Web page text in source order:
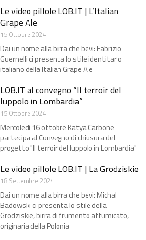
Le video pillole LOB.IT | L’Italian
Grape Ale​
15 Ottobre 2024
Dai un nome alla birra che bevi: Fabrizio
Guernelli ci presenta lo stile identitario
italiano della Italian Grape Ale
LOB.IT al convegno “Il terroir del
luppolo in Lombardia”​
15 Ottobre 2024
Mercoledì 16 ottobre Katya Carbone
partecipa al Convegno di chiusura del
progetto "Il terroir del luppolo in Lombardia"​
Le video pillole LOB.IT | La Grodziskie
18 Settembre 2024
Dai un nome alla birra che bevi: Michal
Badowski ci presenta lo stile della
Grodziskie, birra di frumento affumicato,
originaria della Polonia